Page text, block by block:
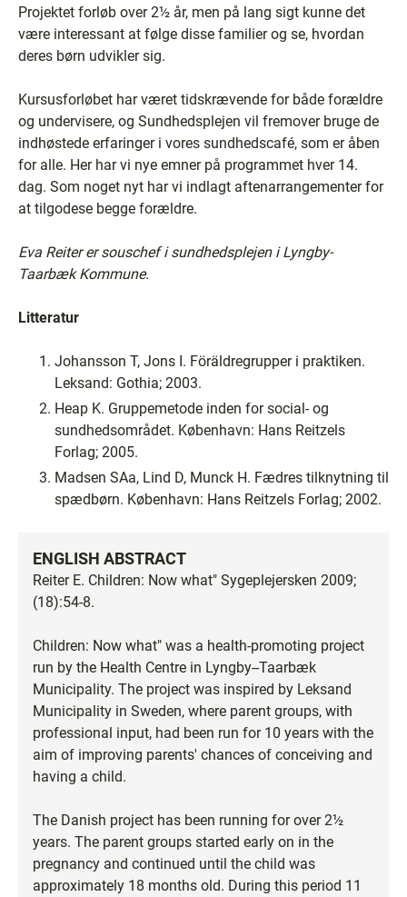
Projektet forløb over 2½ år, men på lang sigt kunne det
være interessant at følge disse familier og se, hvordan
deres børn udvikler sig.
Kursusforløbet har været tidskrævende for både forældre
og undervisere, og Sundhedsplejen vil fremover bruge de
indhøstede erfaringer i vores sundhedscafé, som er åben
for alle. Her har vi nye emner på programmet hver 14.
dag. Som noget nyt har vi indlagt aftenarrangementer for
at tilgodese begge forældre.
Eva Reiter er souschef i sundhedsplejen i Lyngby-
Taarbæk Kommune.
Litteratur
Johansson T, Jons I. Föräldregrupper i praktiken.
Leksand: Gothia; 2003.
Heap K. Gruppemetode inden for social- og
sundhedsområdet. København: Hans Reitzels
Forlag; 2005.
Madsen SAa, Lind D, Munck H. Fædres tilknytning til
spædbørn. København: Hans Reitzels Forlag; 2002.
ENGLISH ABSTRACT
Reiter E. Children: Now what" Sygeplejersken 2009;
(18):54-8.
Children: Now what" was a health-promoting project
run by the Health Centre in Lyngby--Taarbæk
Municipality. The project was inspired by Leksand
Municipality in Sweden, where parent groups, with
professional input, had been run for 10 years with the
aim of improving parents' chances of conceiving and
having a child.
The Danish project has been running for over 2½
years. The parent groups started early on in the
pregnancy and continued until the child was
approximately 18 months old. During this period 11